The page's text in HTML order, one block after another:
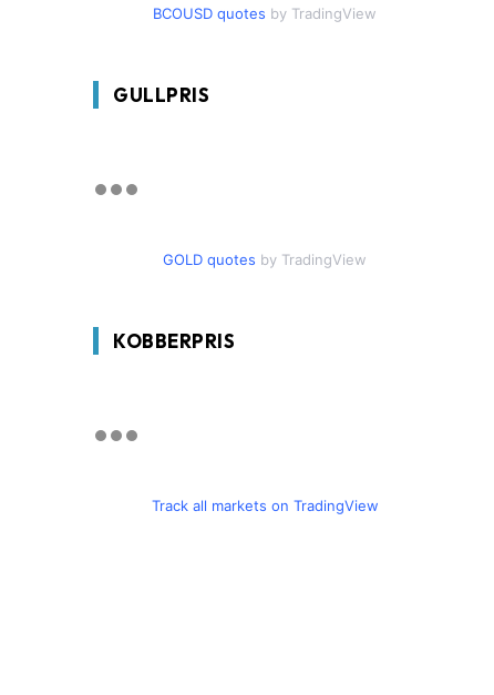
BCOUSD quotes by TradingView
GULLPRIS
GOLD quotes by TradingView
KOBBERPRIS
Track all markets on TradingView